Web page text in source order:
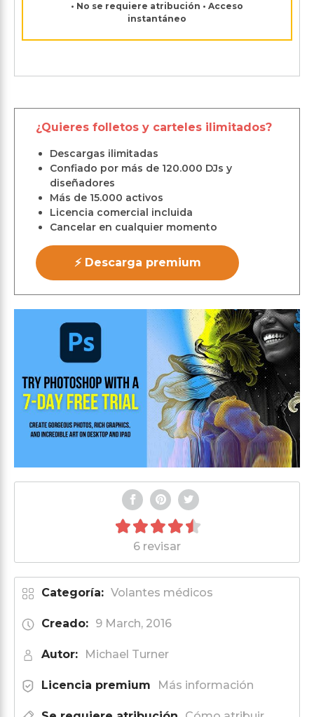
• No se requiere atribución • Acceso
instantáneo
¿Quieres folletos y carteles ilimitados?
Descargas ilimitadas
Confiado por más de 120.000 DJs y
diseñadores
Más de 15.000 activos
Licencia comercial incluida
Cancelar en cualquier momento
⚡ Descarga premium
6 revisar
Categoría: Volantes médicos
Creado: 9 March, 2016
Autor: Michael Turner
Licencia premium Más información